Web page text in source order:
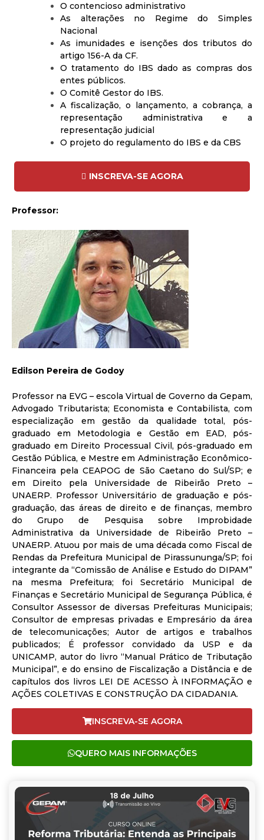
O contencioso administrativo
As alterações no Regime do Simples
Nacional
As imunidades e isenções dos tributos do
artigo 156-A da CF.
O tratamento do IBS dado as compras dos
entes públicos.
O Comitê Gestor do IBS.
A fiscalização, o lançamento, a cobrança, a
representação administrativa e a
representação judicial
O projeto do regulamento do IBS e da CBS
INSCREVA-SE AGORA
Professor:
Edilson Pereira de Godoy
Professor na EVG – escola Virtual de Governo da Gepam,
Advogado Tributarista; Economista e Contabilista, com
especialização em gestão da qualidade total, pós-
graduado em Metodologia e Gestão em EAD, pós-
graduado em Direito Processual Civil, pós-graduado em
Gestão Pública, e Mestre em Administração Econômico-
Financeira pela CEAPOG de São Caetano do Sul/SP; e
em Direito pela Universidade de Ribeirão Preto –
UNAERP. Professor Universitário de graduação e pós-
graduação, das áreas de direito e de finanças, membro
do Grupo de Pesquisa sobre Improbidade
Administrativa da Universidade de Ribeirão Preto –
UNAERP. Atuou por mais de uma década como Fiscal de
Rendas da Prefeitura Municipal de Pirassununga/SP; foi
integrante da “Comissão de Análise e Estudo do DIPAM”
na mesma Prefeitura; foi Secretário Municipal de
Finanças e Secretário Municipal de Segurança Pública, é
Consultor Assessor de diversas Prefeituras Municipais;
Consultor de empresas privadas e Empresário da área
de telecomunicações; Autor de artigos e trabalhos
publicados; É professor convidado da USP e da
UNICAMP, autor do livro “Manual Prático de Tributação
Municipal”, e do ensino de Fiscalização a Distância e de
capítulos dos livros LEI DE ACESSO À INFORMAÇÃO e
AÇÕES COLETIVAS E CONSTRUÇÃO DA CIDADANIA.
INSCREVA-SE AGORA
QUERO MAIS INFORMAÇÕES